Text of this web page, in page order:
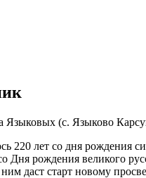
(с. Языково
220 лет со дня рождения
рождения великого
даст старт новому